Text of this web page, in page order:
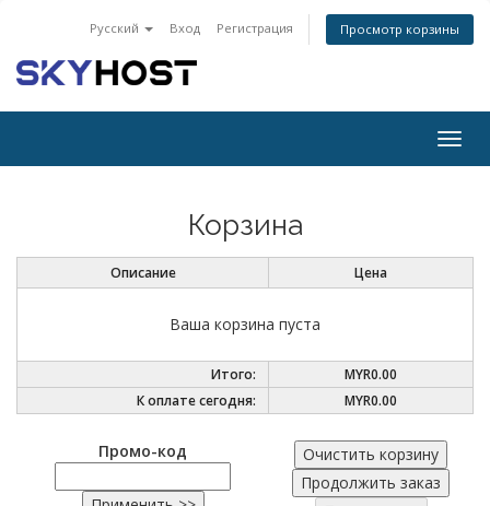
Русский Вход Регистрация Просмотр корзины
Корзина
Описание Цена
Ваша корзина пуста
Итого:
MYR0.00
К оплате сегодня:
MYR0.00
Промо-код